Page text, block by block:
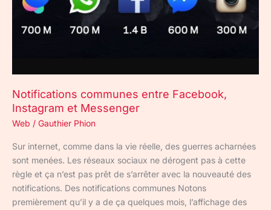
Notifications communes entre Facebook,
Instagram et Messenger
Web / Gauthier Phion
Sur internet, comme dans la vie réelle, des guerres acharnées
sont menées. Les réseaux sociaux ne dérogent pas à cette
règle et ça n’est pas prêt de s’arrêter avec la nouveauté des
notifications. Des notifications communes Notons
premièrement qu’il y a de ça quelques mois, l’affichage des